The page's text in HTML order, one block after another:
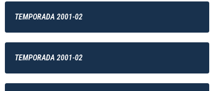
TEMPORADA 2001-02
TEMPORADA 2001-02